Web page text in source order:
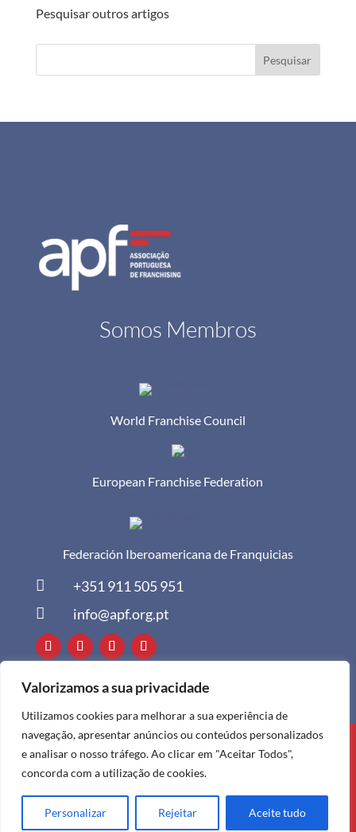
Valorizamos a sua privacidade
Utilizamos cookies para melhorar a sua experiência de
navegação, apresentar anúncios ou conteúdos personalizados
e analisar o nosso tráfego. Ao clicar em "Aceitar Todos",
concorda com a utilização de cookies.
Personalizar Rejeitar Aceite tudo
Pesquisar outros artigos
Pesquisar
Somos Membros
World Franchise Council
European Franchise Federation
Federación Iberoamericana de Franquicias
 +351 911 505 951
 info@apf.org.pt
Todos os direitos reservados à APF ©
2024
Política de Privacidade